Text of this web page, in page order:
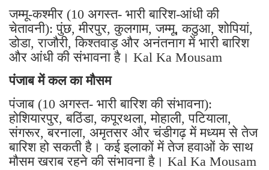
जम्मू-कश्मीर (10 अगस्त- भारी बारिश-आंधी की
चेतावनी): पुंछ, मीरपुर, कुलगाम, जम्मू, कठुआ, शोपियां,
डोडा, राजौरी, किश्तवाड़ और अनंतनाग में भारी बारिश
और आंधी की संभावना है। Kal Ka Mousam
पंजाब में कल का मौसम
पंजाब (10 अगस्त- भारी बारिश की संभावना):
होशियारपुर, बठिंडा, कपूरथला, मोहाली, पटियाला,
संगरूर, बरनाला, अमृतसर और चंडीगढ़ में मध्यम से तेज
बारिश हो सकती है। कई इलाकों में तेज हवाओं के साथ
मौसम खराब रहने की संभावना है। Kal Ka Mousam